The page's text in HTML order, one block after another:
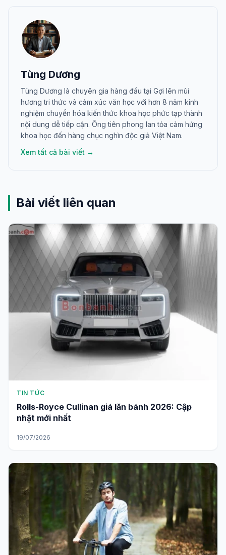
Tùng Dương
Tùng Dương là chuyên gia hàng đầu tại Gợi lên mùi
hương tri thức và cảm xúc văn học với hơn 8 năm kinh
nghiệm chuyển hóa kiến thức khoa học phức tạp thành
nội dung dễ tiếp cận. Ông tiên phong lan tỏa cảm hứng
khoa học đến hàng chục nghìn độc giả Việt Nam.
Xem tất cả bài viết →
Bài viết liên quan
TIN TỨC
Rolls-Royce Cullinan giá lăn bánh 2026: Cập
nhật mới nhất
19/07/2026